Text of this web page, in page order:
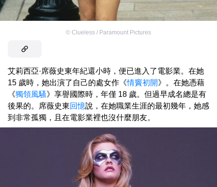
© Clueless / Paramount Pictures
艾莉西亞·席薇史東年紀還小時，便已進入了電影業。在她
15 歲時，她出演了自己的處女作《情竇初開》。在她憑藉
《獨領風騷》享譽國際時，年僅 18 歲。但過早成名總是有
後果的。席薇史東回憶說，在她職業生涯的最初幾年，她感
到非常孤獨，且在電影業裡也沒什麼朋友。